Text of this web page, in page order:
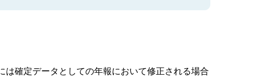
確定データとしての年報において修正される場合